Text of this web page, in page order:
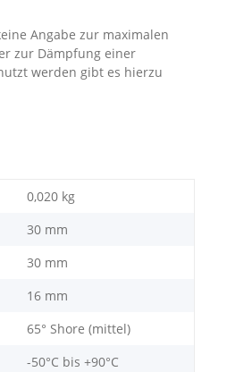
Angabe zur maximalen
zur Dämpfung einer
werden gibt es hierzu
0,020 kg
30 mm
30 mm
16 mm
65° Shore (mittel)
-50°C bis +90°C